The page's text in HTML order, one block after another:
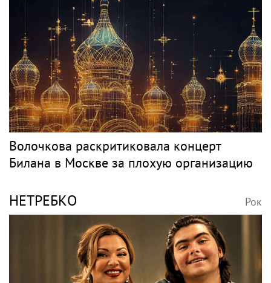
Волочкова раскритиковала концерт
Билана в Москве за плохую организацию
НЕТРЕБКО Рок